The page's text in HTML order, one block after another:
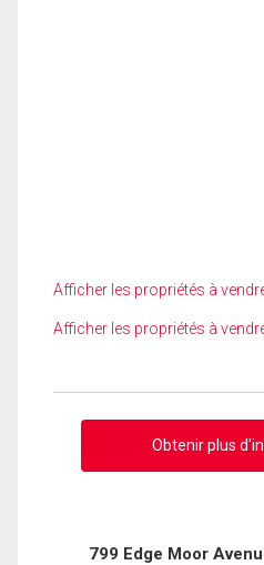
Afficher les propriétés à
Afficher les propriétés à
Obtenir plus
799 Edge Moor